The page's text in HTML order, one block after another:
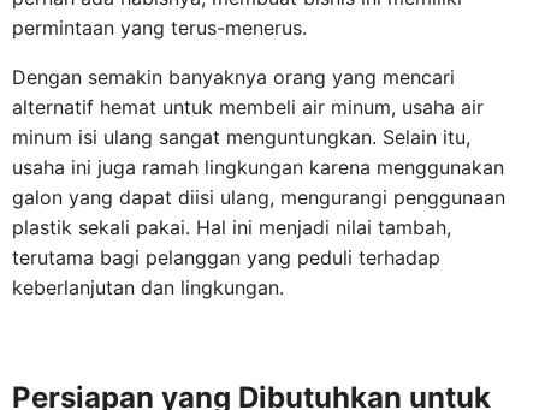
permintaan yang terus-menerus.
Dengan semakin banyaknya orang yang mencari
alternatif hemat untuk membeli air minum, usaha air
minum isi ulang sangat menguntungkan. Selain itu,
usaha ini juga ramah lingkungan karena menggunakan
galon yang dapat diisi ulang, mengurangi penggunaan
plastik sekali pakai. Hal ini menjadi nilai tambah,
terutama bagi pelanggan yang peduli terhadap
keberlanjutan dan lingkungan.
Persiapan yang Dibutuhkan untuk